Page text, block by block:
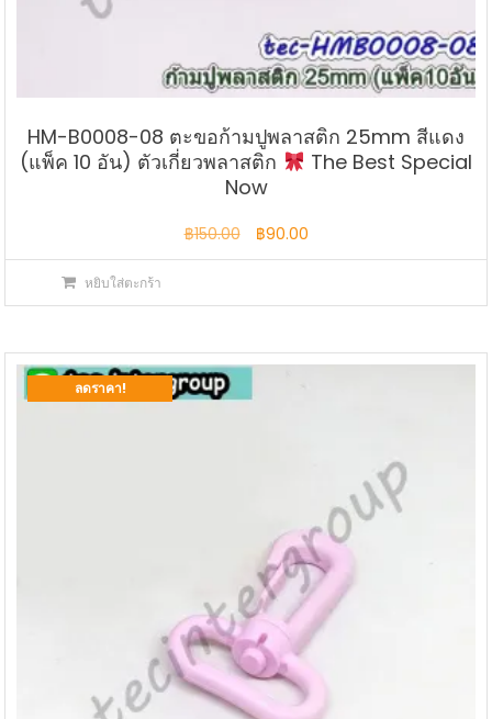
HM-B0008-08 ตะขอก้ามปูพลาสติก 25mm สีแดง
(แพ็ค 10 อัน) ตัวเกี่ยวพลาสติก
The Best Special
Now
฿150.00
Original
price
฿90.00Current
price
หยิบใส่ตะกร้า
ลดราคา!